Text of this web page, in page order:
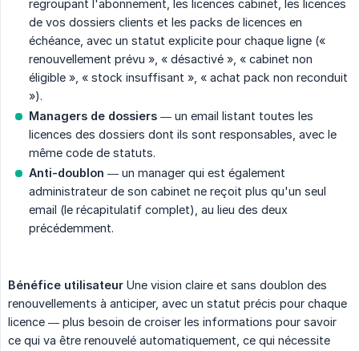
regroupant l'abonnement, les licences cabinet, les licences
de vos dossiers clients et les packs de licences en
échéance, avec un statut explicite pour chaque ligne («
renouvellement prévu », « désactivé », « cabinet non
éligible », « stock insuffisant », « achat pack non reconduit
»).
Managers de dossiers — un email listant toutes les
licences des dossiers dont ils sont responsables, avec le
même code de statuts.
Anti-doublon — un manager qui est également
administrateur de son cabinet ne reçoit plus qu'un seul
email (le récapitulatif complet), au lieu des deux
précédemment.
Bénéfice utilisateur Une vision claire et sans doublon des
renouvellements à anticiper, avec un statut précis pour chaque
licence — plus besoin de croiser les informations pour savoir
ce qui va être renouvelé automatiquement, ce qui nécessite